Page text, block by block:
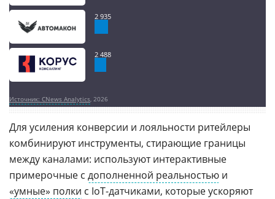
2 935
2 488
Источник: CNews Analytics, 2026
Для усиления конверсии и лояльности ритейлеры
комбинируют инструменты, стирающие границы
между каналами: используют интерактивные
примерочные с дополненной реальностью и
«умные» полки с IoT-датчиками, которые ускоряют